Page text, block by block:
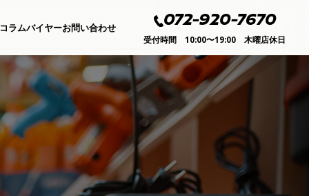
コラムバイヤーお問い合わせ 072-920-7670
受付時間 10:00〜19:00 木曜店休日